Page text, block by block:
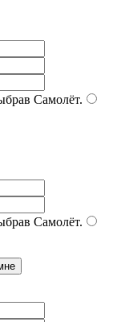
Самолёт.
Самолёт.